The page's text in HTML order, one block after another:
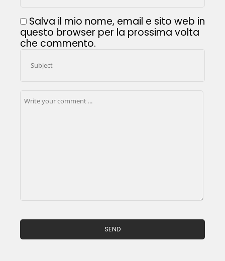
Salva il mio nome, email e sito web in
questo browser per la prossima volta
che commento.